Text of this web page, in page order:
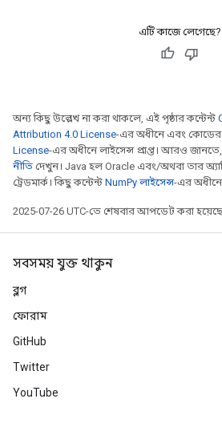
এটি কাজে লেগেছে?
অন্য কিছু উল্লেখ না করা থাকলে, এই পৃষ্ঠার কন্টেন্ট
Attribution 4.0 License-এর অধীনে এবং
License-এর অধীনে লাইসেন্স প্রাপ্ত। আরও জানতে,
নীতি দেখুন। Java হল Oracle এবং/অথবা তার
ট্রেডমার্ক। কিছু কন্টেন্ট NumPy লাইসেন্স-এর অধীনে
2025-07-26 UTC-তে শেষবার আপডেট করা
সবসময় যুক্ত থাকুন
ব্লগ
ফোরাম
GitHub
Twitter
YouTube